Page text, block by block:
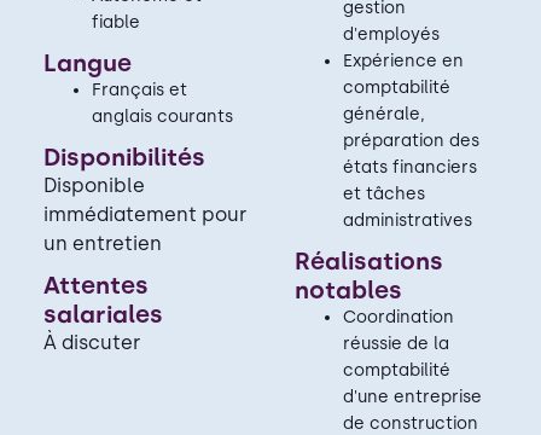
fiable
Langue
Français et
anglais courants
Disponibilités
Disponible
immédiatement pour
un entretien
Attentes
salariales
À discuter
gestion
d'employés
Expérience en
comptabilité
générale,
préparation des
états financiers
et tâches
administratives
Réalisations
notables
Coordination
réussie de la
comptabilité
d'une entreprise
de construction